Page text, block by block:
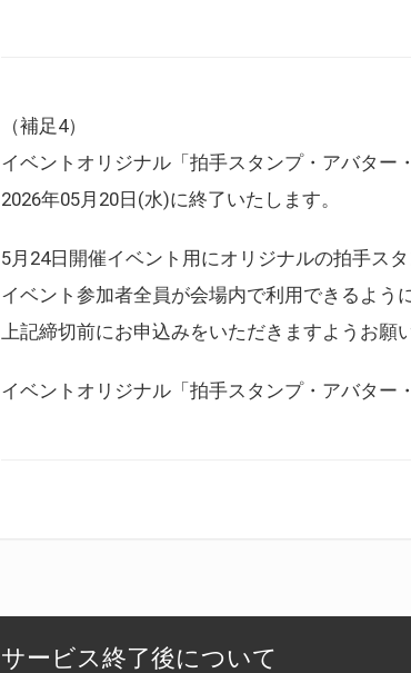
（補足4）
イベントオリジナル「拍手スタンプ・アバター
2026年05月20日(水)に終了いたします。
5月24日開催イベント用にオリジナルの拍手ス
イベント参加者全員が会場内で利用できるよう
上記締切前にお申込みをいただきますようお願
イベントオリジナル「拍手スタンプ・アバター
サービス終了後について